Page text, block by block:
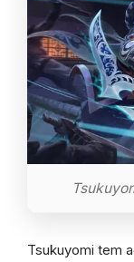
Tsukuyomi tem